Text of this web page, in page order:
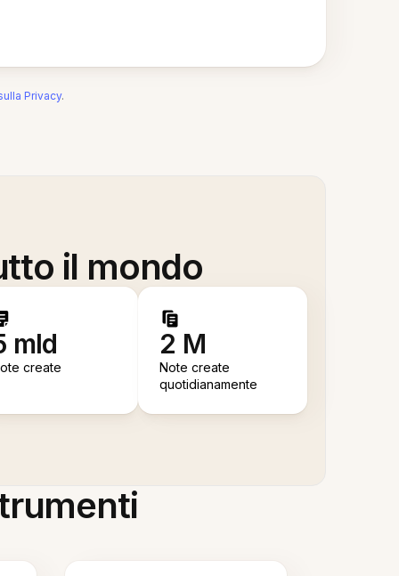
Privacy.
il mondo
mld
create
2 M
Note create
quotidianamente